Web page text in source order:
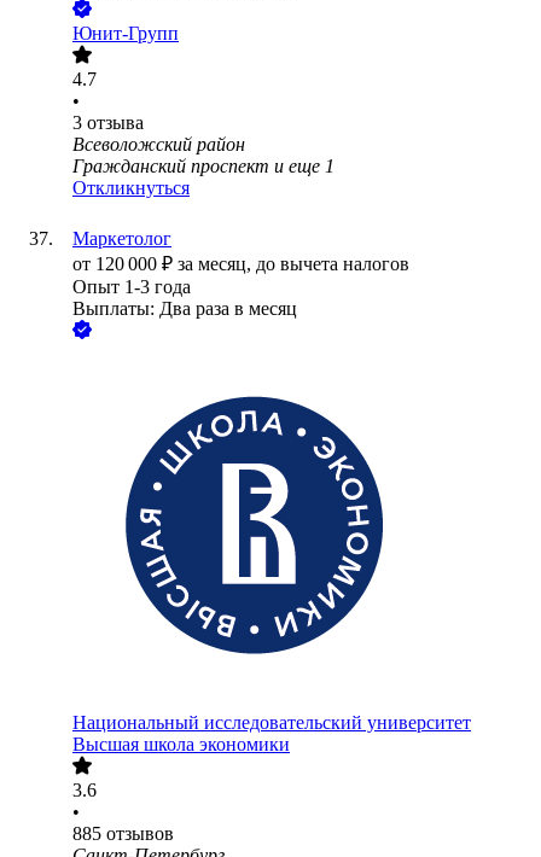
Юнит-Групп
4.7
•
3 отзыва
Всеволожский район
Гражданский проспект и еще 1
Откликнуться
Маркетолог
от 120 000 ₽ за месяц, до вычета налогов
Опыт 1-3 года
Выплаты: Два раза в месяц
Национальный исследовательский университет
Высшая школа экономики
3.6
•
885 отзывов